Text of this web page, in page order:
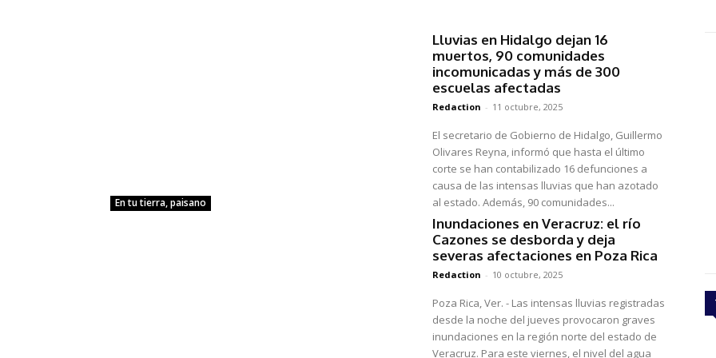
En tu tierra, paisano
Lluvias en Hidalgo dejan 16
muertos, 90 comunidades
incomunicadas y más de 300
escuelas afectadas
Redaction - 11 octubre, 2025
El secretario de Gobierno de Hidalgo, Guillermo
Olivares Reyna, informó que hasta el último
corte se han contabilizado 16 defunciones a
causa de las intensas lluvias que han azotado
al estado. Además, 90 comunidades...
Inundaciones en Veracruz: el río
Cazones se desborda y deja
severas afectaciones en Poza Rica
Redaction - 10 octubre, 2025
Poza Rica, Ver. - Las intensas lluvias registradas
desde la noche del jueves provocaron graves
inundaciones en la región norte del estado de
Veracruz. Para este viernes, el nivel del agua